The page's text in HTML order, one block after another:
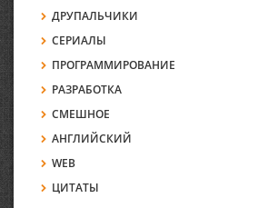
ДРУПАЛЬЧИКИ
СЕРИАЛЫ
ПРОГРАММИРОВАНИЕ
РАЗРАБОТКА
СМЕШНОЕ
АНГЛИЙСКИЙ
WEB
ЦИТАТЫ